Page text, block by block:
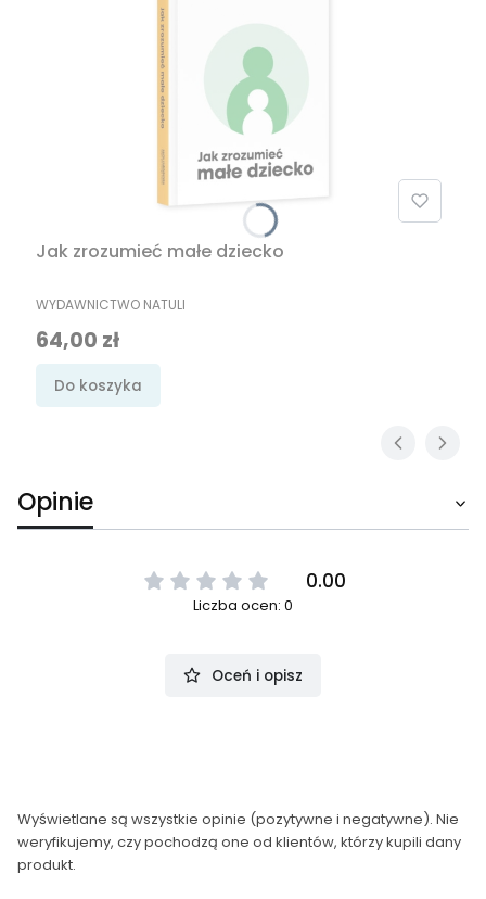
Jak zrozumieć małe dziecko
PRODUCENT
WYDAWNICTWO NATULI
Cena
64,00 zł
Do koszyka
Opinie
0.00
Liczba ocen: 0
Oceń i opisz
Wyświetlane są wszystkie opinie (pozytywne i negatywne). Nie
weryfikujemy, czy pochodzą one od klientów, którzy kupili dany
produkt.